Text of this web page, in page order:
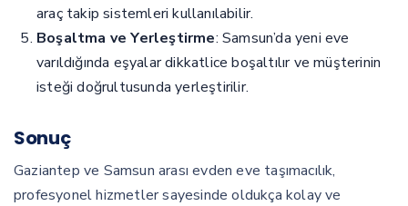
araç takip sistemleri kullanılabilir.
Boşaltma ve Yerleştirme: Samsun’da yeni eve
varıldığında eşyalar dikkatlice boşaltılır ve müşterinin
isteği doğrultusunda yerleştirilir.
Sonuç
Gaziantep ve Samsun arası evden eve taşımacılık,
profesyonel hizmetler sayesinde oldukça kolay ve